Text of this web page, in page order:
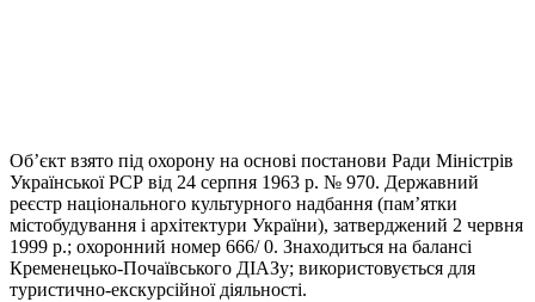
Об’єкт взято під охорону на основі постанови Ради Міністрів
Української РСР від 24 серпня 1963 р. № 970. Державний
реєстр національного культурного надбання (пам’ятки
містобудування і архітектури України), затверджений 2 червня
1999 р.; охоронний номер 666/ 0. Знаходиться на балансі
Кременецько-Почаївського ДІАЗу; використовується для
туристично-екскурсійної діяльності.